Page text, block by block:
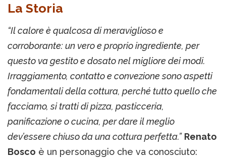
La Storia
“Il calore è qualcosa di meraviglioso e
corroborante: un vero e proprio ingrediente, per
questo va gestito e dosato nel migliore dei modi.
Irraggiamento, contatto e convezione sono aspetti
fondamentali della cottura, perché tutto quello che
facciamo, si tratti di pizza, pasticceria,
panificazione o cucina, per dare il meglio
dev’essere chiuso da una cottura perfetta.” Renato
Bosco è un personaggio che va conosciuto: